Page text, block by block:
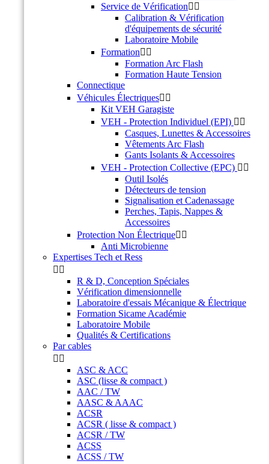
Service de Vérification 
Calibration & Vérification
d'équipements de sécurité
Laboratoire Mobile
Formation 
Formation Arc Flash
Formation Haute Tension
Connectique
Véhicules Électriques 
Kit VEH Garagiste
VEH - Protection Individuel (EPI)  
Casques, Lunettes & Accessoires
Vêtements Arc Flash
Gants Isolants & Accessoires
VEH - Protection Collective (EPC)  
Outil Isolés
Détecteurs de tension
Signalisation et Cadenassage
Perches, Tapis, Nappes &
Accessoires
Protection Non Électrique 
Anti Microbienne
Expertises Tech et Ress
 
R & D, Conception Spéciales
Vérification dimensionnelle
Laboratoire d'essais Mécanique & Électrique
Formation Sicame Académie
Laboratoire Mobile
Qualités & Certifications
Par cables
 
ASC & ACC
ASC (lisse & compact )
AAC / TW
AASC & AAAC
ACSR
ACSR ( lisse & compact )
ACSR / TW
ACSS
ACSS / TW